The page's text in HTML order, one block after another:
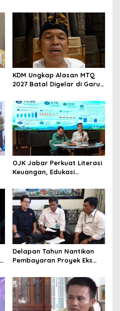
Jadi Tuan Rumah
KDM Ungkap Alasan MTQ
2027 Batal Digelar di Garut,
OJK Jabar Perkuat Literasi
Keuangan, Edukasi
Pertumbuhan Ekonomi
Delapan Tahun Nantikan
Pembayaran Proyek Eks
Tasikmalaya Akui Merugi 3,9
Miliar